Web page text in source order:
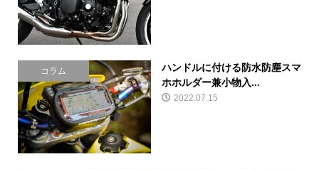
コラム
ハンドルに付ける防水防塵スマ
ホホルダー兼小物入...
2022.07.15